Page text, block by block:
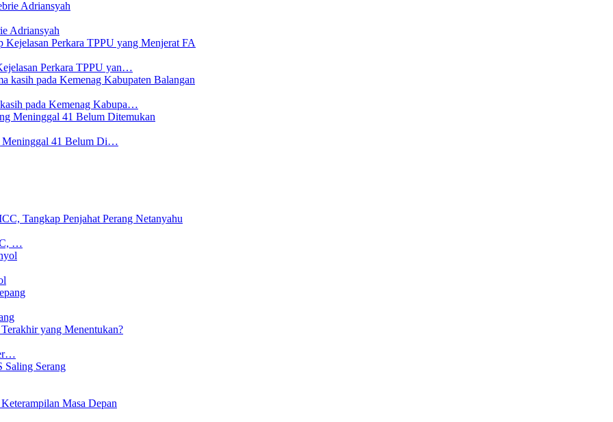
Adriansyah
Perkara TPPU yan…
pada Kemenag Kabupa…
Meninggal 41 Belum Di…
…